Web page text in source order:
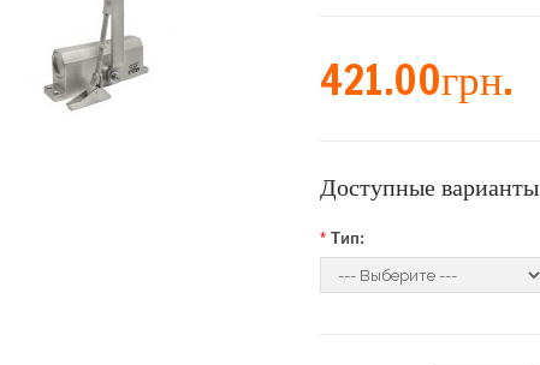
421.00грн.
Доступные варианты
* Тип: